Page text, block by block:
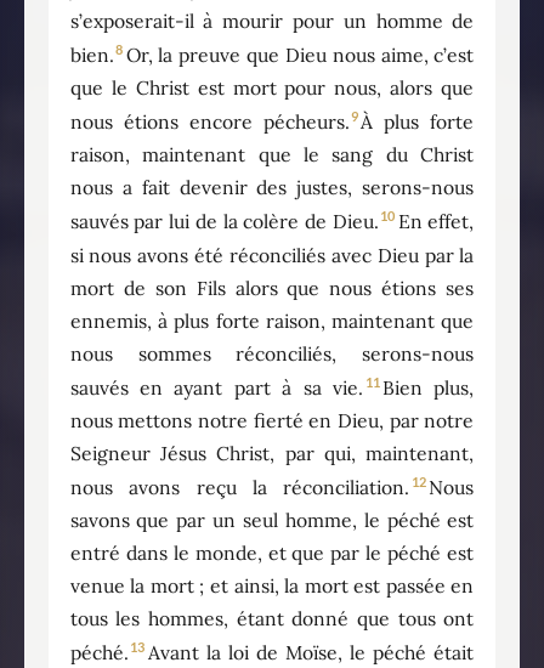
s’exposerait-il à mourir pour un homme de
bien.8 Or, la preuve que Dieu nous aime, c’est
que le Christ est mort pour nous, alors que
nous étions encore pécheurs.9À plus forte
raison, maintenant que le sang du Christ
nous a fait devenir des justes, serons-nous
sauvés par lui de la colère de Dieu. 10 En effet,
si nous avons été réconciliés avec Dieu par la
mort de son Fils alors que nous étions ses
ennemis, à plus forte raison, maintenant que
nous sommes réconciliés, serons-nous
sauvés en ayant part à sa vie. 11 Bien plus,
nous mettons notre fierté en Dieu, par notre
Seigneur Jésus Christ, par qui, maintenant,
nous avons reçu la réconciliation. 12 Nous
savons que par un seul homme, le péché est
entré dans le monde, et que par le péché est
venue la mort ; et ainsi, la mort est passée en
tous les hommes, étant donné que tous ont
péché. 13 Avant la loi de Moïse, le péché était